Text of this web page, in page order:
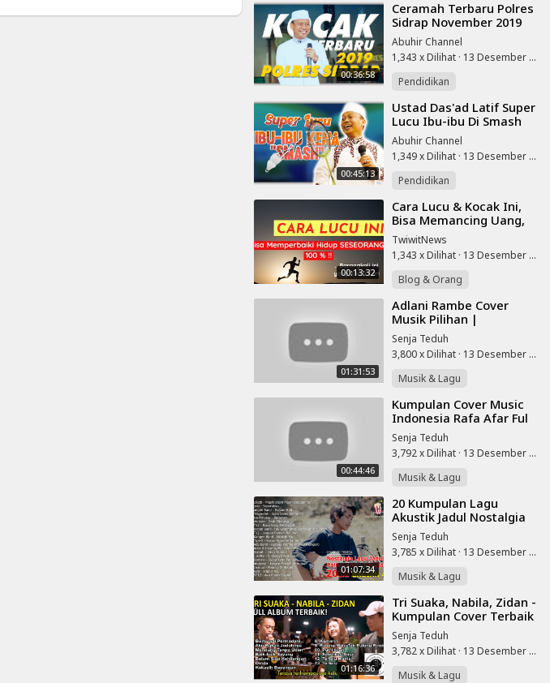
00:36:58
⁣Ceramah Terbaru Polres
Sidrap November 2019
Kocak Lucu Penuh
Makna Ustad Das'ad
Latif
Abuhir Channel
1,343 x Dilihat · 13 Desember 2022
Pendidikan
00:45:13
⁣Ustad Das'ad Latif Super
Lucu Ibu-ibu Di Smash
Bapak-bapak Kena Juga
Abuhir Channel
1,349 x Dilihat · 13 Desember 2022
Pendidikan
00:13:32
⁣Cara Lucu & Kocak Ini,
Bisa Memancing Uang,
Asmara & Kebahagiaan
Secara Masuk Akal !!
TwiwitNews
1,343 x Dilihat · 13 Desember 2022
Blog & Orang
01:31:53
⁣Adlani Rambe Cover
Musik Pilihan |
Kumpulan Cover Lagu
Terbaru
Senja Teduh
3,800 x Dilihat · 13 Desember 2022
Musik & Lagu
00:44:46
⁣Kumpulan Cover Music
Indonesia Rafa Afar Ful
10 Album |cover Air
Mata Di Hari
Persandingan Muh
Senja Teduh
3,792 x Dilihat · 13 Desember 2022
Musik & Lagu
01:07:34
⁣20 Kumpulan Lagu
Akustik Jadul Nostalgia
Paling Merdu Enak
Didengar Covered
Tereza - Bagian 4
Senja Teduh
3,785 x Dilihat · 13 Desember 2022
Musik & Lagu
01:16:36
⁣Tri Suaka, Nabila, Zidan -
Kumpulan Cover Terbaik
Musisi Jogja Project
Senja Teduh
3,782 x Dilihat · 13 Desember 2022
Musik & Lagu